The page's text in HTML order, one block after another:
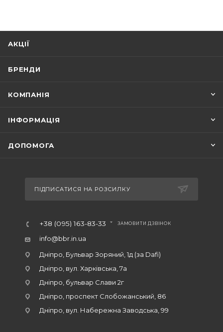
АКЦІЇ
БРЕНДИ
КОМПАНІЯ
ІНФОРМАЦІЯ
ДОПОМОГА
ПІДПИСАТИСЯ НА РОЗСИЛКУ
+38 (095) 163-83-33 ЗАМОВИТИ ДЗВІНОК
info@bbr.in.ua
Дніпро, Бульвар Зоряний, 1д (за Dafi)
Дніпро, вул. Харківська, 7а
Дніпро, бульвар Слави 2г
Дніпро, проспект Слобожанський, 86
Дніпро, вул. Набережна Заводська, 99